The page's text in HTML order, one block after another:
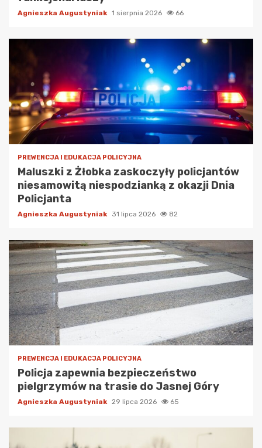
Agnieszka Augustyniak 1 sierpnia 2026 66
PREWENCJA I EDUKACJA POLICYJNA
Maluszki z Żłobka zaskoczyły policjantów
niesamowitą niespodzianką z okazji Dnia
Policjanta
Agnieszka Augustyniak 31 lipca 2026 82
PREWENCJA I EDUKACJA POLICYJNA
Policja zapewnia bezpieczeństwo
pielgrzymów na trasie do Jasnej Góry
Agnieszka Augustyniak 29 lipca 2026 65